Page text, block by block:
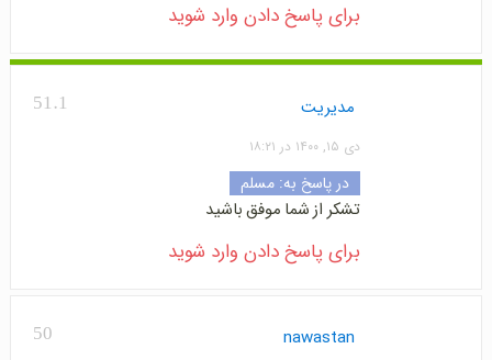
برای پاسخ دادن وارد شوید
51.1 مدیریت
دی ۱۵, ۱۴۰۰ در ۱۸:۲۱
در پاسخ به: مسلم
تشکر از شما موفق باشید
برای پاسخ دادن وارد شوید
50 nawastan